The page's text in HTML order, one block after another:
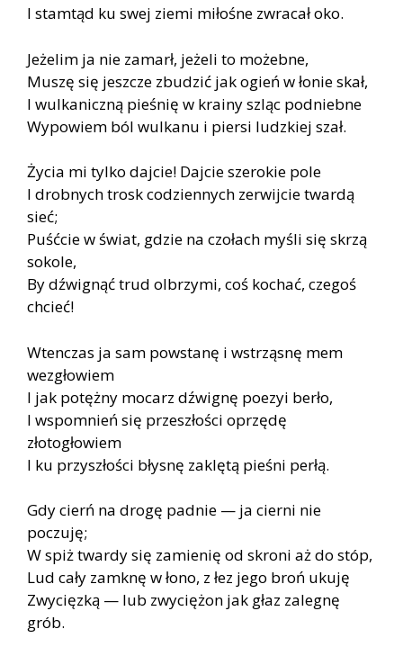
I stamtąd ku swej ziemi miłośne zwracał oko.
Jeżelim ja nie zamarł, jeżeli to możebne,
Muszę się jeszcze zbudzić jak ogień w łonie skał,
I wulkaniczną pieśnię w krainy szląc podniebne
Wypowiem ból wulkanu i piersi ludzkiej szał.
Życia mi tylko dajcie! Dajcie szerokie pole
I drobnych trosk codziennych zerwijcie twardą
sieć;
Puśćcie w świat, gdzie na czołach myśli się skrzą
sokole,
By dźwignąć trud olbrzymi, coś kochać, czegoś
chcieć!
Wtenczas ja sam powstanę i wstrząsnę mem
wezgłowiem
I jak potężny mocarz dźwignę poezyi berło,
I wspomnień się przeszłości oprzędę
złotogłowiem
I ku przyszłości błysnę zaklętą pieśni perłą.
Gdy cierń na drogę padnie — ja cierni nie
poczuję;
W spiż twardy się zamienię od skroni aż do stóp,
Lud cały zamknę w łono, z łez jego broń ukuję
Zwycięzką — lub zwyciężon jak głaz zalegnę
grób.